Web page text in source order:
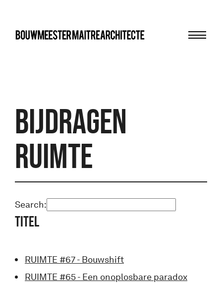
Bijdragen
Ruimte
Search:
Titel
RUIMTE #67 - Bouwshift
RUIMTE #65 - Een onoplosbare paradox